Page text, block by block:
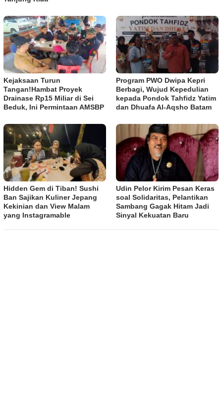
Kejaksaan Turun
Tangan!Hambat Proyek
Drainase Rp15 Miliar di Sei
Beduk, Ini Permintaan AMSBP
Program PWO Dwipa Kepri
Berbagi, Wujud Kepedulian
kepada Pondok Tahfidz Yatim
dan Dhuafa Al-Aqsho Batam
Hidden Gem di Tiban! Sushi
Ban Sajikan Kuliner Jepang
Kekinian dan View Malam
yang Instagramable
Udin Pelor Kirim Pesan Keras
soal Solidaritas, Pelantikan
Sambang Gagak Hitam Jadi
Sinyal Kekuatan Baru